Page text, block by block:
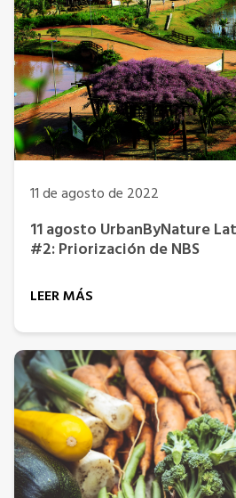
11 de agosto de 2022
11 agosto UrbanByNature
#2: Priorización de NBS
LEER MÁS